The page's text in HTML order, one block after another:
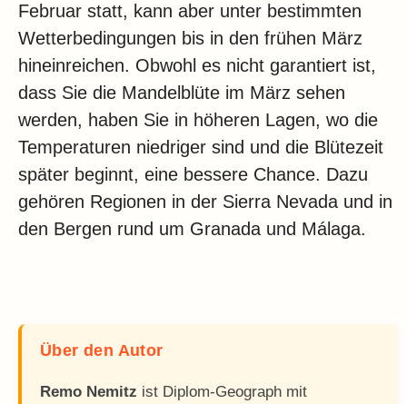
Februar statt, kann aber unter bestimmten
Wetterbedingungen bis in den frühen März
hineinreichen. Obwohl es nicht garantiert ist,
dass Sie die Mandelblüte im März sehen
werden, haben Sie in höheren Lagen, wo die
Temperaturen niedriger sind und die Blütezeit
später beginnt, eine bessere Chance. Dazu
gehören Regionen in der Sierra Nevada und in
den Bergen rund um Granada und Málaga.
Über den Autor
Remo Nemitz ist Diplom-Geograph mit